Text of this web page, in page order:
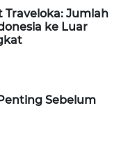
Traveloka: Jumlah
ke Luar
Sebelum